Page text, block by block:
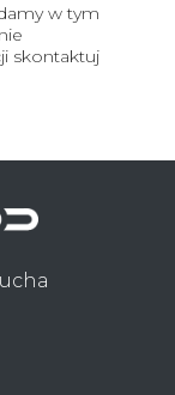
w tym
skontaktuj